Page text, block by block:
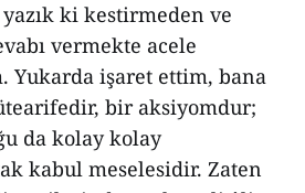
ki kestirmeden ve
vermekte acele
Yukarda işaret ettim, bana
bir aksiyomdur;
da kolay kolay
kabul meselesidir. Zaten